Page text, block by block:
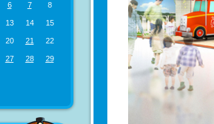
6 7 8
13 14 15
20 21 22
27 28 29